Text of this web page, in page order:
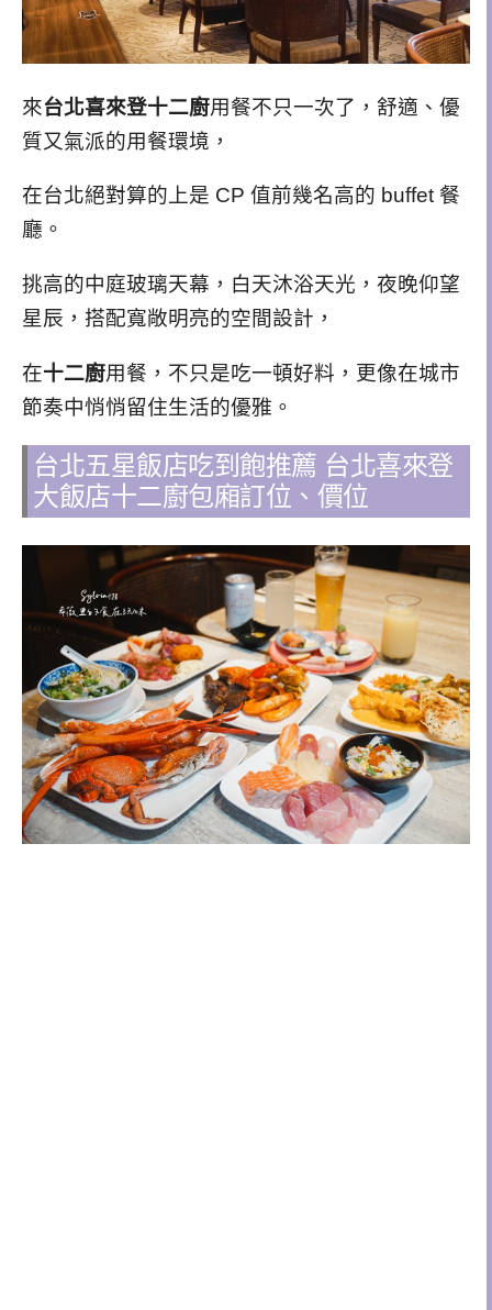
來台北喜來登十二廚用餐不只一次了，舒適、優
質又氣派的用餐環境，
在台北絕對算的上是 CP 值前幾名高的 buffet 餐
廳。
挑高的中庭玻璃天幕，白天沐浴天光，夜晚仰望
星辰，搭配寬敞明亮的空間設計，
在十二廚用餐，不只是吃一頓好料，更像在城市
節奏中悄悄留住生活的優雅。
台北五星飯店吃到飽推薦 台北喜來登
大飯店十二廚包廂訂位、價位